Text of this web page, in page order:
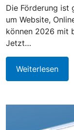
Die Förderung ist
um Website,
können 2026 mit
Jetzt…
Weiterlesen